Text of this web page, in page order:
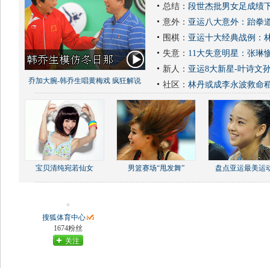
乔加大腕-韩乔生唱黄梅戏 疯狂解说
总结： 段世杰批男女足成绩
意外： 亚运八大意外：跆拳
围棋： 亚运十大经典战例：
失意： 11大失意明星：张琳
新人： 亚运8大新星-叶诗文
社区： 林丹或成李永波救命
宝贝清纯宛若仙女 男篮赛场“甩发舞” 盘点亚运最美运
搜狐体育中心
1674粉丝
关注